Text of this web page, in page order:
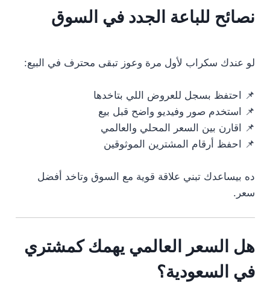
نصائح للباعة الجدد في السوق
لو عندك سكراب لأول مرة وعوز تبقى محترف في البيع:
📌 احتفظ بسجل للعروض اللي بتاخدها
📌 استخدم صور وفيديو واضح قبل بيع
📌 اقارن بين السعر المحلي والعالمي
📌 احفظ أرقام المشترين الموثوقين
ده بيساعدك تبني علاقة قوية مع السوق وتاخد أفضل
سعر.
هل السعر العالمي يهمك كمشتري
في السعودية؟